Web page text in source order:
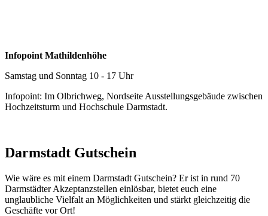
Infopoint Mathildenhöhe
Samstag und Sonntag 10 - 17 Uhr
Infopoint: Im Olbrichweg, Nordseite Ausstellungsgebäude zwischen
Hochzeitsturm und Hochschule Darmstadt.
Darmstadt Gutschein
Wie wäre es mit einem Darmstadt Gutschein? Er ist in rund 70
Darmstädter Akzeptanzstellen einlösbar, bietet euch eine
unglaubliche Vielfalt an Möglichkeiten und stärkt gleichzeitig die
Geschäfte vor Ort!